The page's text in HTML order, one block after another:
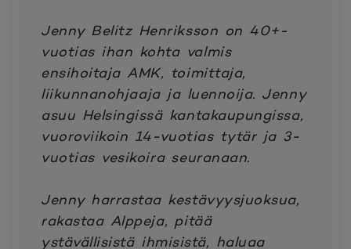
Jenny Belitz Henriksson on 40+-
vuotias ihan kohta valmis
ensihoitaja AMK, toimittaja,
liikunnanohjaaja ja luennoija. Jenny
asuu Helsingissä kantakaupungissa,
vuoroviikoin 14-vuotias tytär ja 3-
vuotias vesikoira seuranaan.
Jenny harrastaa kestävyysjuoksua,
rakastaa Alppeja, pitää
ystävällisistä ihmisistä, haluaa